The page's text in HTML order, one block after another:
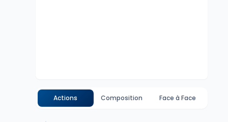
Actions Composition Face à Face